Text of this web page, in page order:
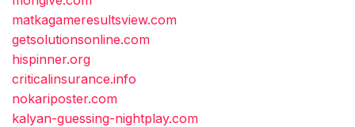
matkagameresultsview.com
getsolutionsonline.com
hispinner.org
criticalinsurance.info
nokariposter.com
kalyan-guessing-nightplay.com